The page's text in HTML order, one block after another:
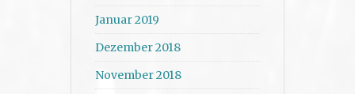
Januar 2019
Dezember 2018
November 2018